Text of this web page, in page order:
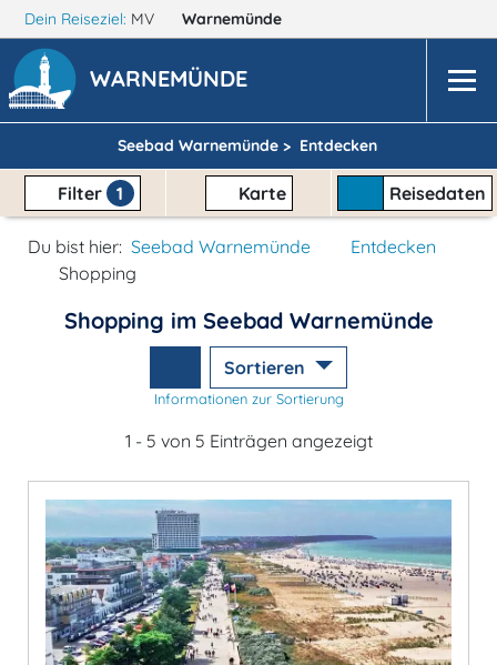
Dein Reiseziel: MV Warnemünde
WARNEMÜNDE
Seebad Warnemünde > Entdecken
Filter 1 Karte Reisedaten
Du bist hier: Seebad Warnemünde
Entdecken
Shopping
Shopping im Seebad Warnemünde
Sortieren
Informationen zur Sortierung
1 - 5 von 5 Einträgen angezeigt